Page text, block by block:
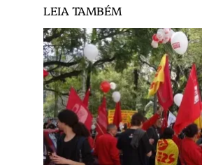
LEIA TAMBÉM